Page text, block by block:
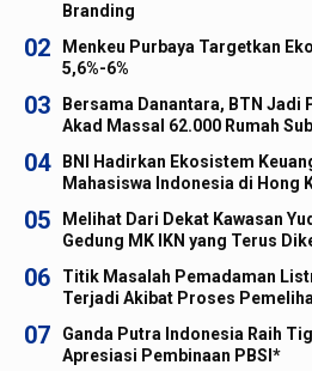
Branding
02
Menkeu Purbaya Targetkan
5,6%-6%
03
Bersama Danantara, BTN Jadi
Akad Massal 62.000 Rumah
04
BNI Hadirkan Ekosistem
Mahasiswa Indonesia di Hong
05
Melihat Dari Dekat Kawasan
Gedung MK IKN yang Terus
06
Titik Masalah Pemadaman
Terjadi Akibat Proses
07
Ganda Putra Indonesia Raih
Apresiasi Pembinaan PBSI*